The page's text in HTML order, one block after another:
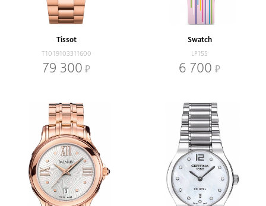
Tissot
T1019103311600
79 300
Swatch
LP155
6 700